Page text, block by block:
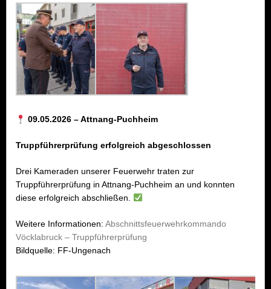
09.05.2026 – Attnang-Puchheim
Truppführerprüfung erfolgreich abgeschlossen
Drei Kameraden unserer Feuerwehr traten zur
Truppführerprüfung in Attnang-Puchheim an und konnten
diese erfolgreich abschließen.
Weitere Informationen: Abschnittsfeuerwehrkommando
Vöcklabruck – Truppführerprüfung
Bildquelle: FF-Ungenach